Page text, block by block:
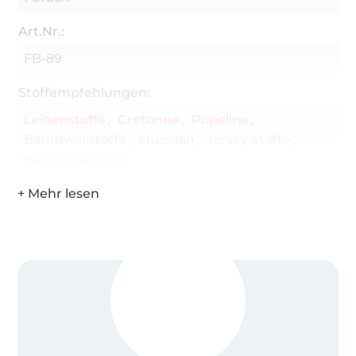
Art.Nr.:
FB-89
Stoffempfehlungen:
Leinenstoffe
Cretonne
Popeline